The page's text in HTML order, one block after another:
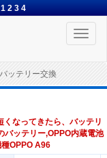
1 2 3 4
Toggle
ッテリー交換
なってきたら、バッテリ
バッテリー,OPPO内蔵電池
OPPO A96